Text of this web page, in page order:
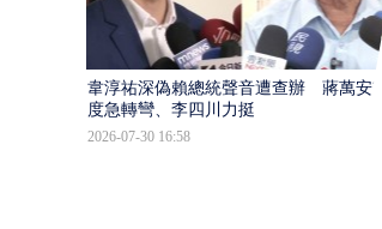
韋淳祐深偽賴總統聲音遭查辦 蔣萬安態
度急轉彎、李四川力挺
2026-07-30 16:58